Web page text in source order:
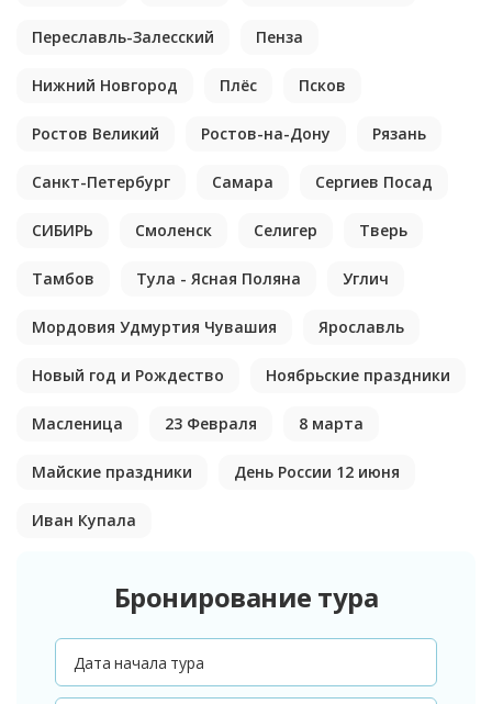
Переславль-Залесский Пенза
Нижний Новгород Плёс Псков
Ростов Великий Ростов-на-Дону Рязань
Санкт-Петербург Самара Сергиев Посад
СИБИРЬ Смоленск Селигер Тверь
Тамбов Тула - Ясная Поляна Углич
Мордовия Удмуртия Чувашия Ярославль
Новый год и Рождество Ноябрьские праздники
Масленица 23 Февраля 8 марта
Майские праздники День России 12 июня
Иван Купала
Бронирование тура
Дата начала тура